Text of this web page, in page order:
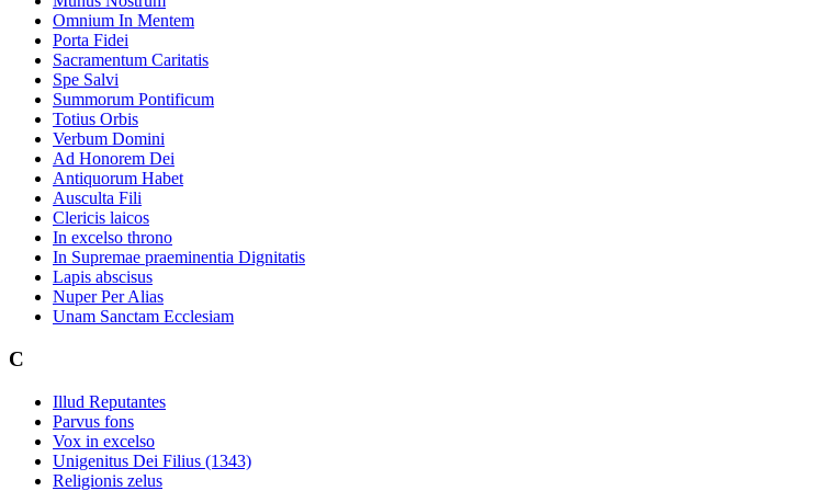
Omnium In Mentem
Porta Fidei
Sacramentum Caritatis
Spe Salvi
Summorum Pontificum
Totius Orbis
Verbum Domini
Ad Honorem Dei
Antiquorum Habet
Ausculta Fili
Clericis laicos
In excelso throno
In Supremae praeminentia Dignitatis
Lapis abscisus
Nuper Per Alias
Unam Sanctam Ecclesiam
C
Illud Reputantes
Parvus fons
Vox in excelso
Unigenitus Dei Filius (1343)
Religionis zelus